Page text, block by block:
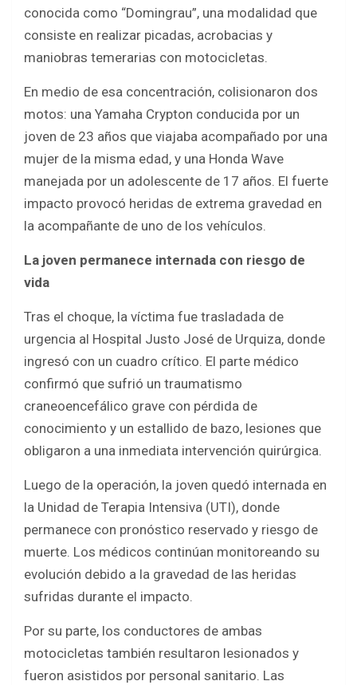
conocida como “Domingrau”, una modalidad que
consiste en realizar picadas, acrobacias y
maniobras temerarias con motocicletas.
En medio de esa concentración, colisionaron dos
motos: una Yamaha Crypton conducida por un
joven de 23 años que viajaba acompañado por una
mujer de la misma edad, y una Honda Wave
manejada por un adolescente de 17 años. El fuerte
impacto provocó heridas de extrema gravedad en
la acompañante de uno de los vehículos.
La joven permanece internada con riesgo de
vida
Tras el choque, la víctima fue trasladada de
urgencia al Hospital Justo José de Urquiza, donde
ingresó con un cuadro crítico. El parte médico
confirmó que sufrió un traumatismo
craneoencefálico grave con pérdida de
conocimiento y un estallido de bazo, lesiones que
obligaron a una inmediata intervención quirúrgica.
Luego de la operación, la joven quedó internada en
la Unidad de Terapia Intensiva (UTI), donde
permanece con pronóstico reservado y riesgo de
muerte. Los médicos continúan monitoreando su
evolución debido a la gravedad de las heridas
sufridas durante el impacto.
Por su parte, los conductores de ambas
motocicletas también resultaron lesionados y
fueron asistidos por personal sanitario. Las